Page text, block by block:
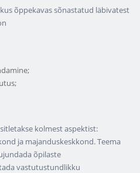
õppekavas sõnastatud läbivatest
kolmest aspektist:
ja majanduskeskkond. Teema
õpilaste
vastutustundlikku